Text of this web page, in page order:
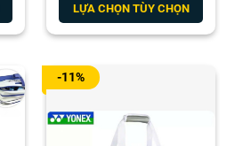
LỰA CHỌN TÙY CHỌN
-11%